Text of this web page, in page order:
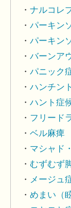
ナルコレ
パーキン
パーキン
バーンア
パニック
ハンチン
ハント症
フリード
ベル麻痺
マシャド
むずむず
メージュ
めまい（